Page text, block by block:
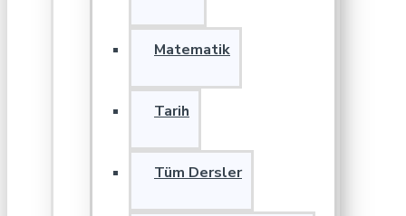
Matematik
Tarih
Tüm Dersler